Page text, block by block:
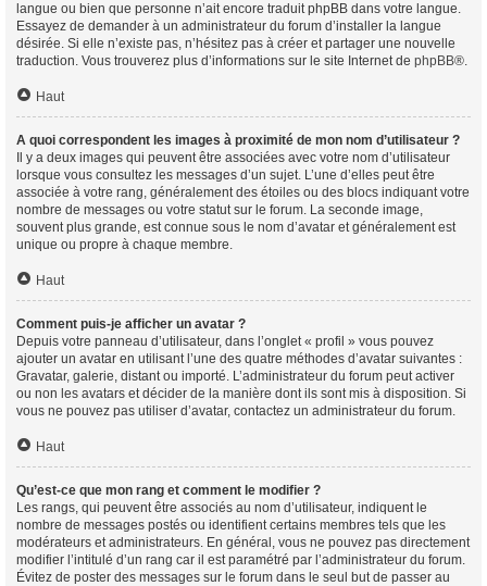
langue ou bien que personne n’ait encore traduit phpBB dans votre langue.
Essayez de demander à un administrateur du forum d’installer la langue
désirée. Si elle n’existe pas, n’hésitez pas à créer et partager une nouvelle
traduction. Vous trouverez plus d’informations sur le site Internet de phpBB®.
Haut
A quoi correspondent les images à proximité de mon nom d’utilisateur ?
Il y a deux images qui peuvent être associées avec votre nom d’utilisateur
lorsque vous consultez les messages d’un sujet. L’une d’elles peut être
associée à votre rang, généralement des étoiles ou des blocs indiquant votre
nombre de messages ou votre statut sur le forum. La seconde image,
souvent plus grande, est connue sous le nom d’avatar et généralement est
unique ou propre à chaque membre.
Haut
Comment puis-je afficher un avatar ?
Depuis votre panneau d’utilisateur, dans l’onglet « profil » vous pouvez
ajouter un avatar en utilisant l’une des quatre méthodes d’avatar suivantes :
Gravatar, galerie, distant ou importé. L’administrateur du forum peut activer
ou non les avatars et décider de la manière dont ils sont mis à disposition. Si
vous ne pouvez pas utiliser d’avatar, contactez un administrateur du forum.
Haut
Qu’est-ce que mon rang et comment le modifier ?
Les rangs, qui peuvent être associés au nom d’utilisateur, indiquent le
nombre de messages postés ou identifient certains membres tels que les
modérateurs et administrateurs. En général, vous ne pouvez pas directement
modifier l’intitulé d’un rang car il est paramétré par l’administrateur du forum.
Évitez de poster des messages sur le forum dans le seul but de passer au